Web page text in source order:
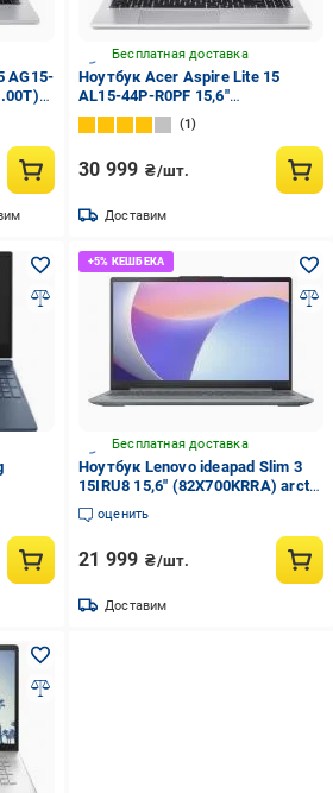
AG15-
Бесплатная доставка
Ноутбук Acer Aspire Lite 15
AL15-44P-R0PF 15,6"
(NX.DJZEU.001) silver
1
30 999 ₴/шт.
Доставим
Бесплатная доставка
Ноутбук Lenovo ideapad Slim 3
15IRU8 15,6" (82X700KRRA) arctic
grey
оценить
21 999 ₴/шт.
Доставим